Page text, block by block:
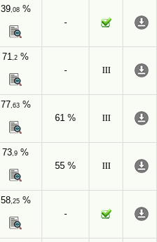
39,08%
-
71,2 %
-
III
77,63%
61 %
III
73,9 %
55 %
III
58,25%
-